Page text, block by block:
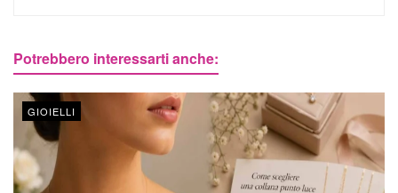
Potrebbero interessarti anche:
GIOIELLI